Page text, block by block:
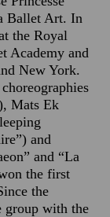
Ballet Art. In
the Royal
Academy and
New York.
Mats Ek
and
and “La
the first
the
group with the